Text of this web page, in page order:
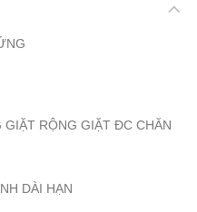
GIẶT RỘNG GIẶT ĐC CHĂN
DÀI HẠN